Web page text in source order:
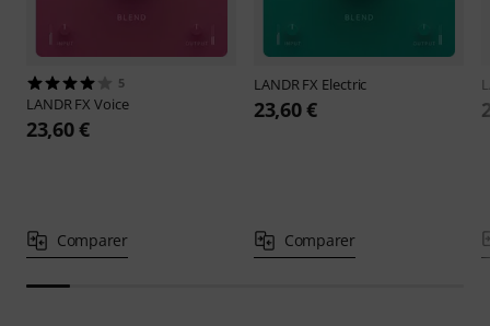
5
LANDRFX Voice
23,60 €
Comparer
LANDRFX Electric
23,60 €
Comparer